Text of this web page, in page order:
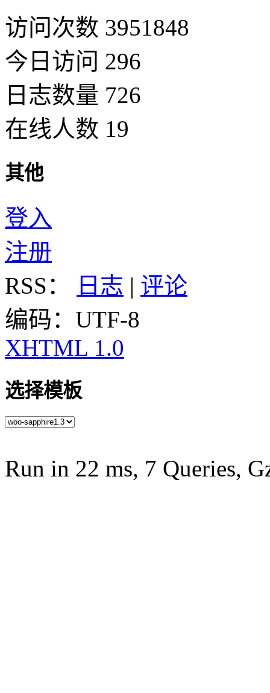
访问次数 3951848
今日访问 296
日志数量 726
在线人数 19
其他
登入
注册
RSS：
日志 | 评论
编码：UTF-8
XHTML 1.0
选择模板
Run in 22 ms, 7 Queries,